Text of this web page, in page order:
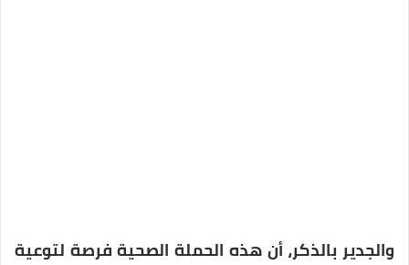
والجدير بالذكر، أن هذه الحملة الصحية فرصة لتوعية